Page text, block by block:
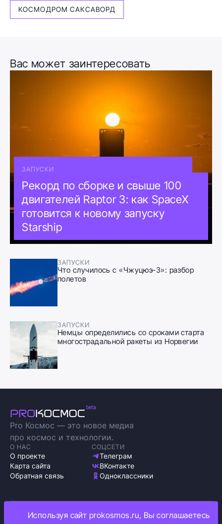
КОСМОДРОМ САКСАВОРД
Вас может заинтересовать
ЗАПУСКИ
Рекорд по сборке и свыше 100
двигателей Raptor 3: как SpaceX
готовится к новому запуску
Starship
ЗАПУСКИ
Что случилось с «Чжуцюэ-3»: разбор
полетов
ЗАПУСКИ
Немцы определились со сроками старта
многострадальной ракеты из Норвегии
Pro Космос — это новое медиа
про космос и технологии.
О НАС
О проекте
Карта сайта
Обратная связь
СОЦСЕТИ
Телеграм
ВКонтакте
Одноклассники
Политика обработки персональных данных
Используя сайт prokosmos.ru, Вы соглашаетесь